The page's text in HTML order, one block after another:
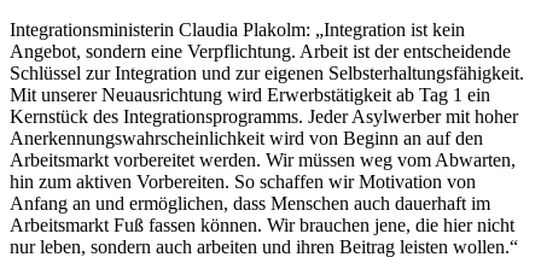
Integrationsministerin Claudia Plakolm: „Integration ist kein
Angebot, sondern eine Verpflichtung. Arbeit ist der entscheidende
Schlüssel zur Integration und zur eigenen Selbsterhaltungsfähigkeit.
Mit unserer Neuausrichtung wird Erwerbstätigkeit ab Tag 1 ein
Kernstück des Integrationsprogramms. Jeder Asylwerber mit hoher
Anerkennungswahrscheinlichkeit wird von Beginn an auf den
Arbeitsmarkt vorbereitet werden. Wir müssen weg vom Abwarten,
hin zum aktiven Vorbereiten. So schaffen wir Motivation von
Anfang an und ermöglichen, dass Menschen auch dauerhaft im
Arbeitsmarkt Fuß fassen können. Wir brauchen jene, die hier nicht
nur leben, sondern auch arbeiten und ihren Beitrag leisten wollen.“